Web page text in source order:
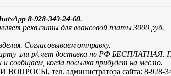
8-928-340-24-08.
реквизиты для авансовой платы 3000 руб.
Согласовываем отправку.
или р/счет доставка по РФ БЕСПЛАТНАЯ.
сообщаем, когда посылка прибудет на место.
тел. администратора сайта: 8-928-